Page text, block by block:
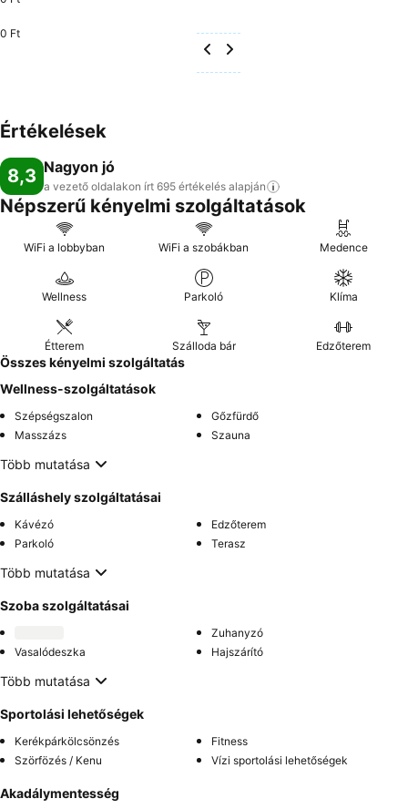
0 Ft
Értékelések
8,3 Nagyon jó
a vezető oldalakon írt 695 értékelés alapján
Népszerű kényelmi szolgáltatások
WiFi a lobbyban WiFi a szobákban Medence
Wellness Parkoló Klíma
Étterem Szálloda bár Edzőterem
Összes kényelmi szolgáltatás
Wellness-szolgáltatások
Szépségszalon
Gőzfürdő
Masszázs
Szauna
Több mutatása
Szálláshely szolgáltatásai
Kávézó
Edzőterem
Parkoló
Terasz
Több mutatása
Szoba szolgáltatásai
Zuhanyzó
Vasalódeszka
Hajszárító
Több mutatása
Sportolási lehetőségek
Kerékpárkölcsönzés
Fitness
Szörfözés / Kenu
Vízi sportolási lehetőségek
Akadálymentesség